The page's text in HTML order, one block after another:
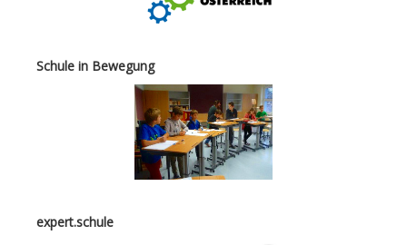
Schule in Bewegung
expert.schule